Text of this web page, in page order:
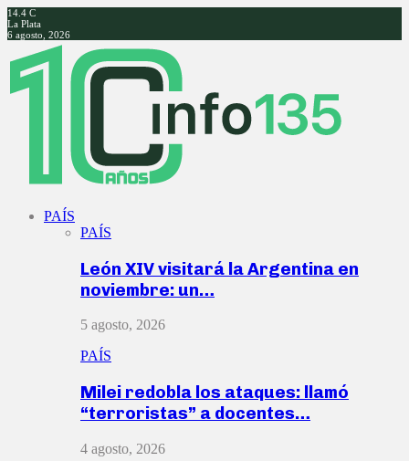
14.4 C
La Plata
6 agosto, 2026
Facebook
Twitter
Instagram
Youtube
PAÍS
PAÍS
León XIV visitará la Argentina en
noviembre: un…
5 agosto, 2026
PAÍS
Milei redobla los ataques: llamó
“terroristas” a docentes…
4 agosto, 2026